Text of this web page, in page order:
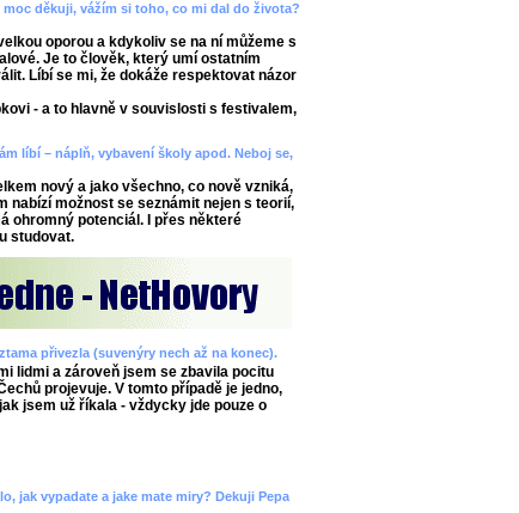
děkuji, vážím si toho, co mi dal do života?
oporou a kdykoliv se na ní můžeme s
Je to člověk, který umí ostatním
Líbí se mi, že dokáže respektovat názor
- a to hlavně v souvislosti s festivalem,
líbí – náplň, vybavení školy apod. Neboj se,
nový a jako všechno, co nově vzniká,
nabízí možnost se seznámit nejen s teorií,
ohromný potenciál. I přes některé
studovat.
přivezla (suvenýry nech až na konec).
lidmi a zároveň jsem se zbavila pocitu
projevuje. V tomto případě je jedno,
jsem už říkala - vždycky jde pouze o
jak vypadate a jake mate miry? Dekuji Pepa